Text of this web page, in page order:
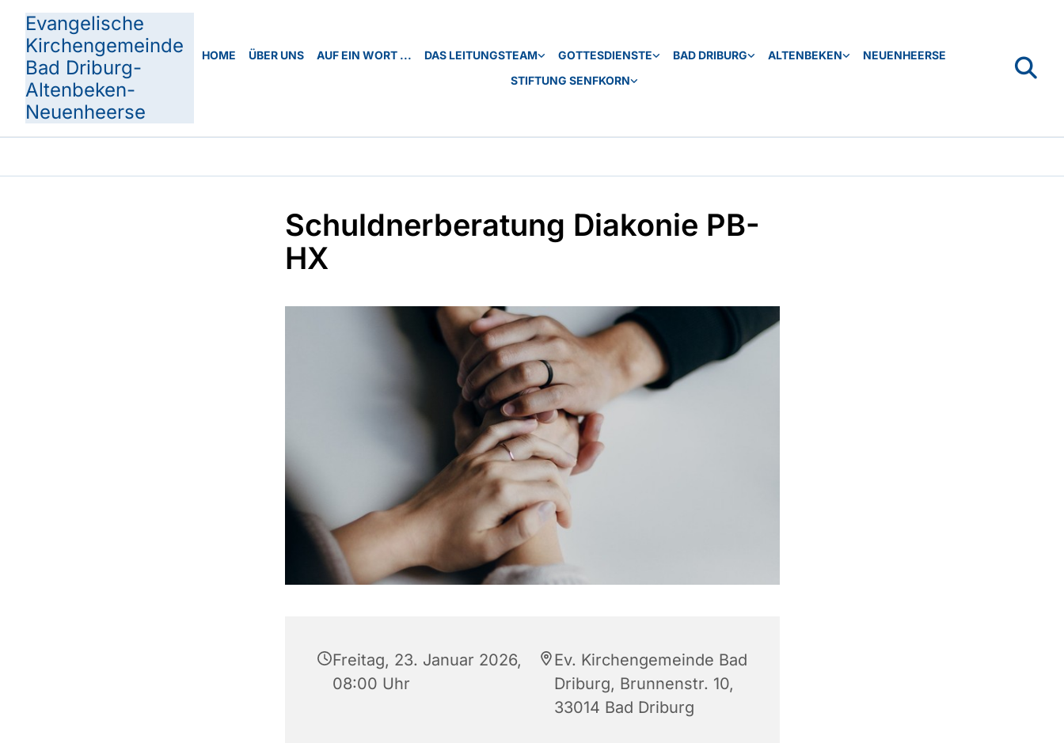
Evangelische
Kirchengemeinde
Bad Driburg-
Altenbeken-
Neuenheerse
HOME ÜBER UNS AUF EIN WORT ... DAS LEITUNGSTEAM GOTTESDIENSTE BAD DRIBURG ALTENBEKEN
NEUENHEERSE
STIFTUNG SENFKORN
Schuldnerberatung Diakonie PB-
HX
Freitag, 23. Januar 2026,
08:00 Uhr
Ev. Kirchengemeinde Bad
Driburg, Brunnenstr. 10,
33014 Bad Driburg